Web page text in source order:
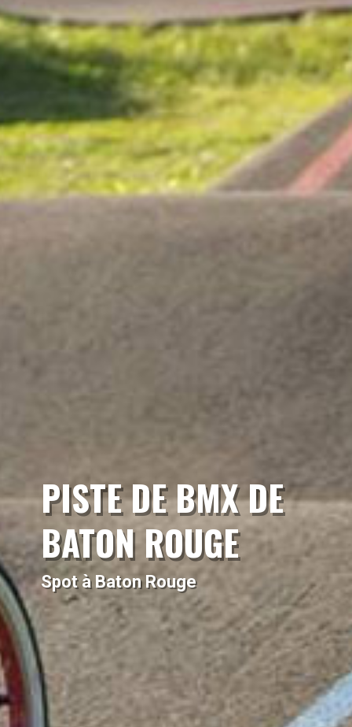
PISTE DE BMX DE
BATON ROUGE
Spot à Baton Rouge